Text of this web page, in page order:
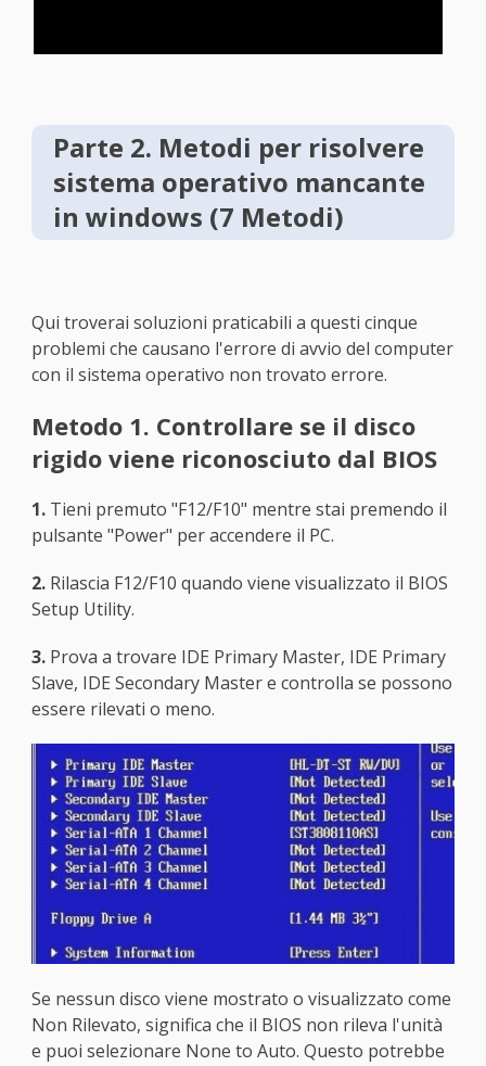
Parte 2. Metodi per risolvere
sistema operativo mancante
in windows (7 Metodi)
Qui troverai soluzioni praticabili a questi cinque
problemi che causano l'errore di avvio del computer
con il sistema operativo non trovato errore.
Metodo 1. Controllare se il disco
rigido viene riconosciuto dal BIOS
1.Tieni premuto "F12/F10" mentre stai premendo il
pulsante "Power" per accendere il PC.
2. Rilascia F12/F10 quando viene visualizzato il BIOS
Setup Utility.
3.Prova a trovare IDE Primary Master, IDE Primary
Slave, IDE Secondary Master e controlla se possono
essere rilevati o meno.
Se nessun disco viene mostrato o visualizzato come
Non Rilevato, significa che il BIOS non rileva l'unità
e puoi selezionare None to Auto. Questo potrebbe